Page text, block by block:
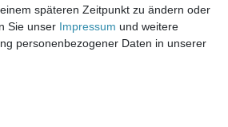
- 18.00 Uhr, Mittwoch Ruhetag,
Uhr, Freitag 8.00 - 14.00 Uhr
38
späteren Zeitpunkt zu ändern oder
Sie unser Impressum und weitere
personenbezogener Daten in unserer